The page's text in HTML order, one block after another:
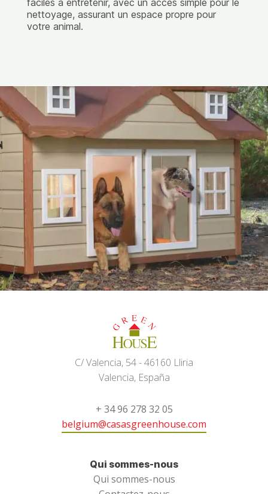
nettoyage, assurant un espace propre pour
votre animal.
C/ Valencia, 54 - 46160 Lliria
Valencia, España
+ 34 96 278 32 05
belgium@casasgreenhouse.com
Qui sommes-nous
Qui sommes-nous